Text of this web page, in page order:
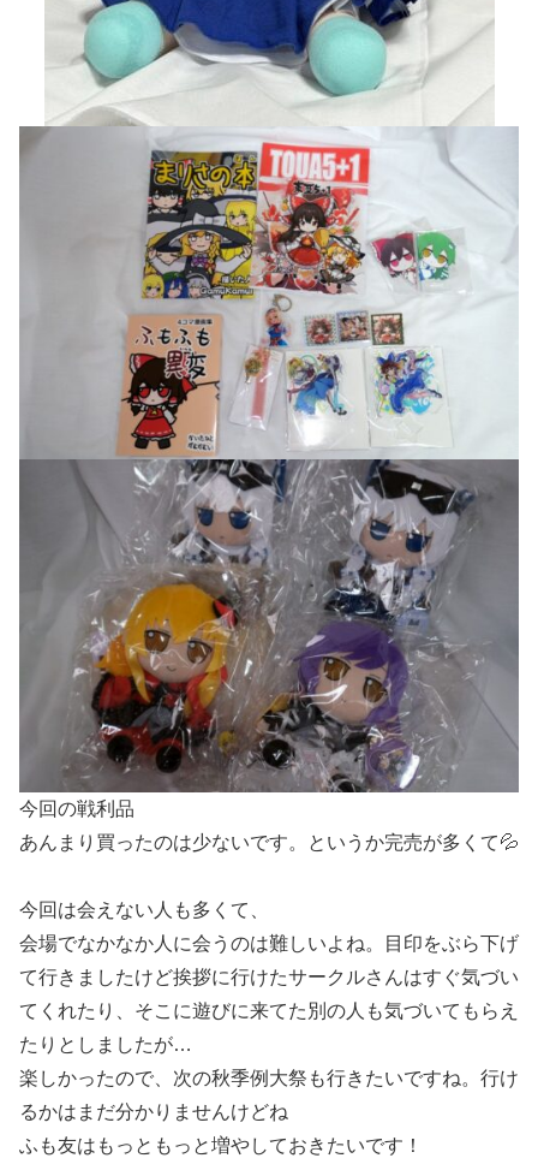
今回の戦利品
あんまり買ったのは少ないです。というか完売が多くて💦
今回は会えない人も多くて、
会場でなかなか人に会うのは難しいよね。目印をぶら下げ
て行きましたけど挨拶に行けたサークルさんはすぐ気づい
てくれたり、そこに遊びに来てた別の人も気づいてもらえ
たりとしましたが…
楽しかったので、次の秋季例大祭も行きたいですね。行け
るかはまだ分かりませんけどね
ふも友はもっともっと増やしておきたいです！